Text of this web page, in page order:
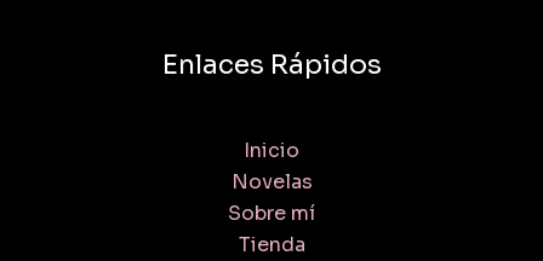
Enlaces Rápidos
Inicio
Novelas
Sobre mí
Tienda